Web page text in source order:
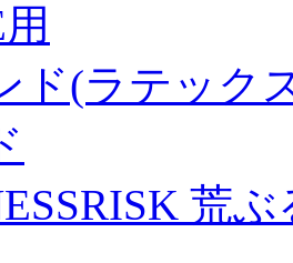
ド(ラテック
荒